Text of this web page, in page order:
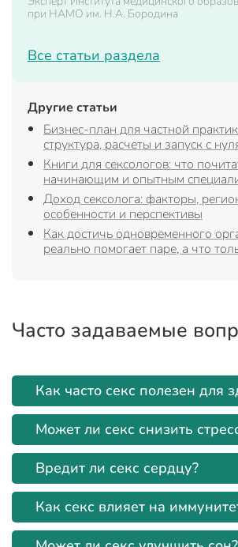
при НАМО им. Н.А. Бородина
Все статьи раздела
Другие статьи
Бизнес-план для частной
структура, расчеты и запуск с
Книги для сексологов: что
начинающим и опытным
Доход сексолога: факторы,
особенности и перспективы
Как достичь одновременного
реально помогает паре, а что
Часто задаваемые
Как часто секс полезен для
Может ли секс снизить
Вредит ли секс сердцу?
Как секс влияет на